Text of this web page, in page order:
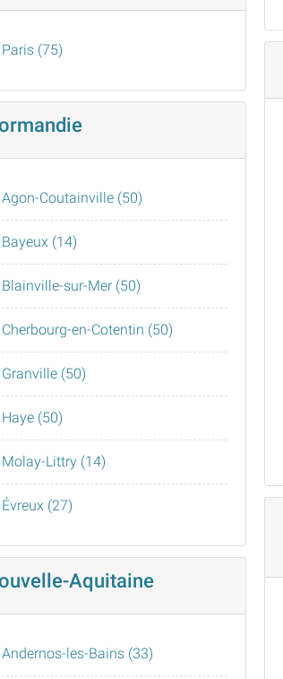
Paris (75)
Agon-Coutainville (50)
Bayeux (14)
Blainville-sur-Mer (50)
Cherbourg-en-Cotentin (50)
Granville (50)
Haye (50)
Molay-Littry (14)
Évreux (27)
Aquitaine
Andernos-les-Bains (33)